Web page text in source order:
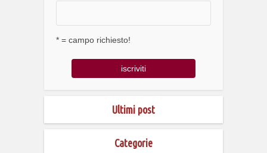
* = campo richiesto!
Ultimi post
Categorie